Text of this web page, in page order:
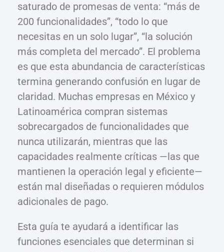
saturado de promesas de venta: “más de
200 funcionalidades”, “todo lo que
necesitas en un solo lugar”, “la solución
más completa del mercado”. El problema
es que esta abundancia de características
termina generando confusión en lugar de
claridad. Muchas empresas en México y
Latinoamérica compran sistemas
sobrecargados de funcionalidades que
nunca utilizarán, mientras que las
capacidades realmente críticas —las que
mantienen la operación legal y eficiente—
están mal diseñadas o requieren módulos
adicionales de pago.
Esta guía te ayudará a identificar las
funciones esenciales que determinan si